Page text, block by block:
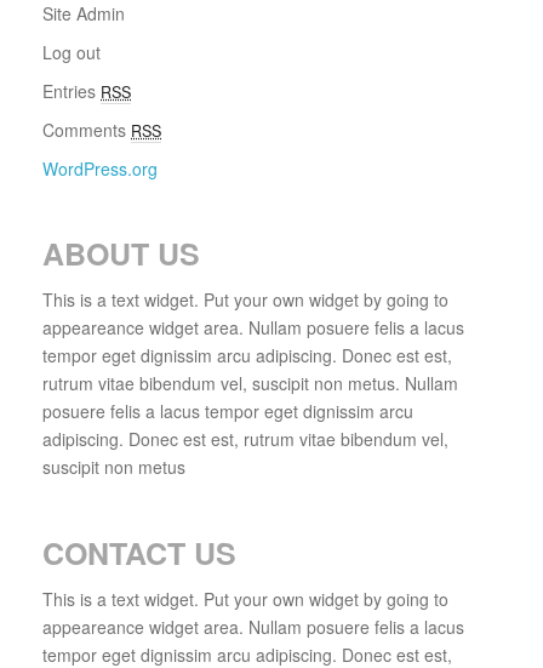
Site Admin
Log out
Entries RSS
Comments RSS
WordPress.org
ABOUT US
This is a text widget. Put your own widget by going to
appeareance widget area. Nullam posuere felis a lacus
tempor eget dignissim arcu adipiscing. Donec est est,
rutrum vitae bibendum vel, suscipit non metus. Nullam
posuere felis a lacus tempor eget dignissim arcu
adipiscing. Donec est est, rutrum vitae bibendum vel,
suscipit non metus
CONTACT US
This is a text widget. Put your own widget by going to
appeareance widget area. Nullam posuere felis a lacus
tempor eget dignissim arcu adipiscing. Donec est est,